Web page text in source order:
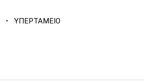
· ΥΠΕΡΤΑΜΕΙΟ